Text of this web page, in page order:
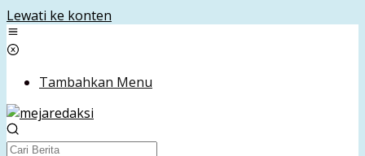
Lewati ke konten
Tambahkan Menu